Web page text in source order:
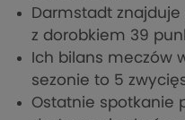
Darmstadt znajduje
z dorobkiem 39
Ich bilans meczów
sezonie to 5
Ostatnie spotkanie